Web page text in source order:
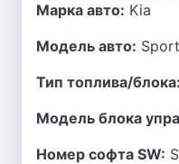
Марка авто: Kia
Модель авто:
Тип топлива/блока:
Модель блока
Номер софта SW: